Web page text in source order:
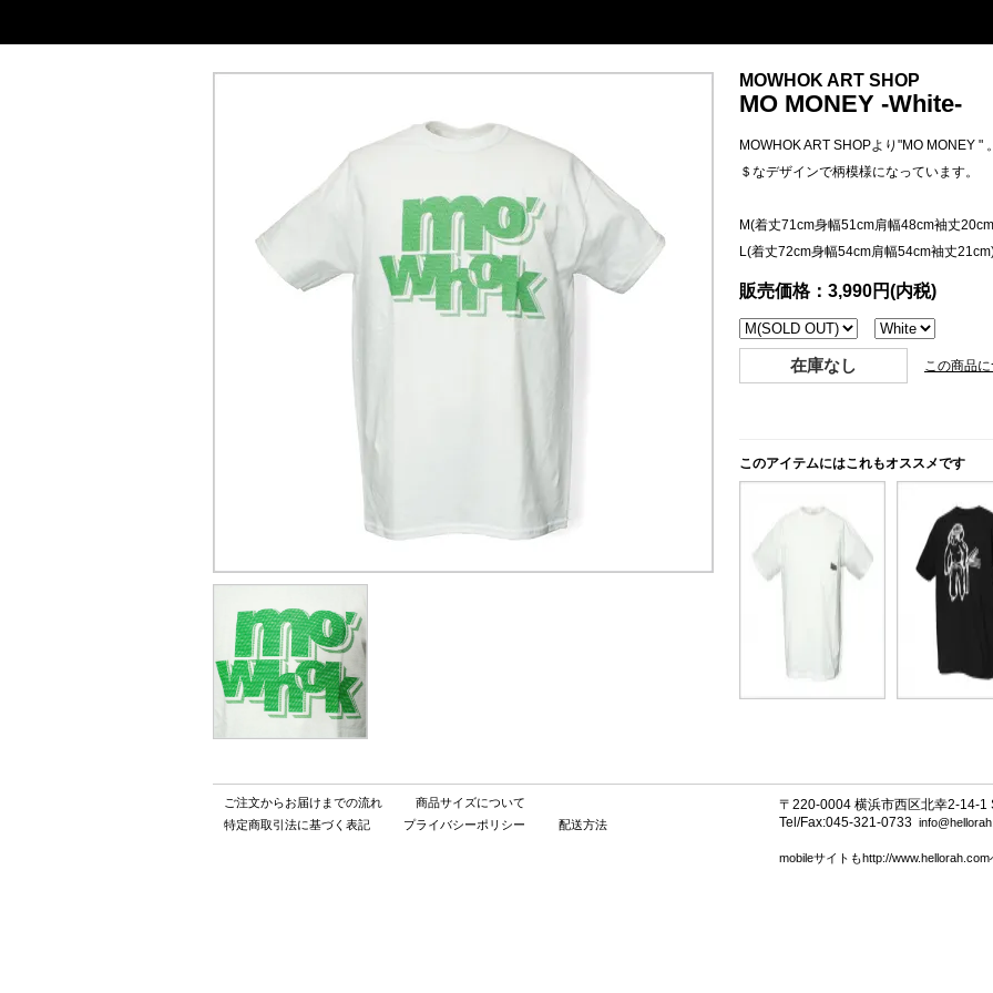
MOWHOK ART SHOP
MO MONEY -White-
MOWHOK ART SHOPより"MO MONEY " 。
＄なデザインで柄模様になっています。
M(着丈71cm身幅51cm肩幅48cm袖丈
L(着丈72cm身幅54cm肩幅54cm袖丈
販売価格：3,990円(内税)
在庫なし この商品
このアイテムにはこれもオススメです
ご注文からお届けまでの流れ
商品サイズについて
特定商取引法に基づく表記
プライバシーポリシー 配送方法
〒220-0004 横浜市西区北幸2-14-1
Tel/Fax:045-321-0733
mobileサイトもhttp://www.hellorah.com